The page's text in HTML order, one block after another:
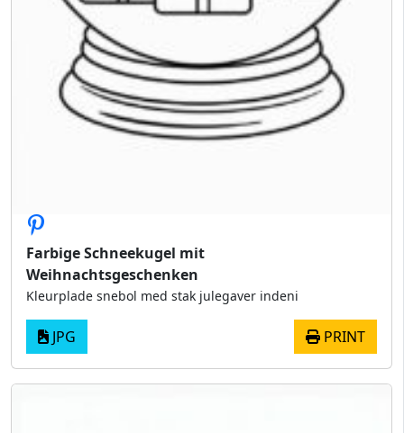
Farbige Schneekugel mit
Weihnachtsgeschenken
Kleurplade snebol med stak julegaver indeni
JPG PRINT